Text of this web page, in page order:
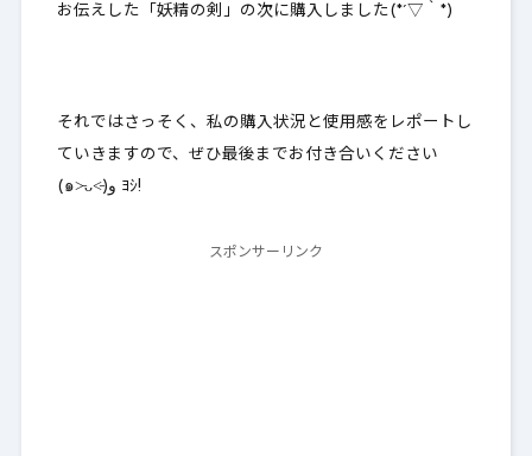
お伝えした「妖精の剣」の次に購入しました(*´▽｀*)
それではさっそく、私の購入状況と使用感をレポートし
ていきますので、ぜひ最後までお付き合いください
(๑˃̵ᴗ˂̵)و ﾖｼ!
スポンサーリンク